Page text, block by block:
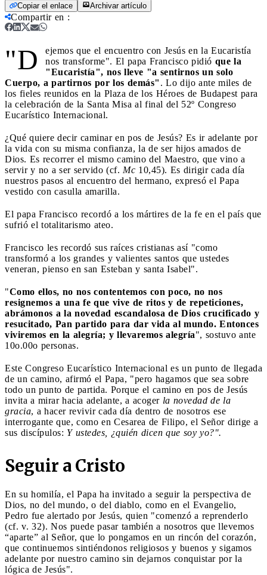
Copiar el enlace Archivar artículo
Compartir en :
"D
ejemos que el encuentro con Jesús en la Eucaristía
nos transforme". El papa Francisco pidió que la
"Eucaristía", nos lleve "a sentirnos un solo
Cuerpo, a partirnos por los demás" . Lo dijo ante miles de
los fieles reunidos en la Plaza de los Héroes de Budapest para
la celebración de la Santa Misa al final del 52º Congreso
Eucarístico Internacional.
¿Qué quiere decir caminar en pos de Jesús? Es ir adelante por
la vida con su misma confianza, la de ser hijos amados de
Dios. Es recorrer el mismo camino del Maestro, que vino a
servir y no a ser servido (cf. Mc 10,45). Es dirigir cada día
nuestros pasos al encuentro del hermano, expresó el Papa
vestido con casulla amarilla.
El papa Francisco recordó a los mártires de la fe en el país que
sufrió el totalitarismo ateo.
Francisco les recordó sus raíces cristianas así "como
transformó a los grandes y valientes santos que ustedes
veneran, pienso en san Esteban y santa Isabel".
"Como ellos, no nos contentemos con poco, no nos
resignemos a una fe que vive de ritos y de repeticiones,
abrámonos a la novedad escandalosa de Dios crucificado y
resucitado, Pan partido para dar vida al mundo. Entonces
viviremos en la alegría; y llevaremos alegría", sostuvo ante
10o.00o personas.
Este Congreso Eucarístico Internacional es un punto de llegada
de un camino, afirmó el Papa, "pero hagamos que sea sobre
todo un punto de partida. Porque el camino en pos de Jesús
invita a mirar hacia adelante, a acoger la novedad de la
gracia, a hacer revivir cada día dentro de nosotros ese
interrogante que, como en Cesarea de Filipo, el Señor dirige a
sus discípulos: Y ustedes, ¿quién dicen que soy yo?".
Seguir a Cristo
En su homilía, el Papa ha invitado a seguir la perspectiva de
Dios, no del mundo, o del diablo, como en el Evangelio,
Pedro fue alertado por Jesús, quien "comenzó a reprenderlo
(cf. v. 32). Nos puede pasar también a nosotros que llevemos
“aparte” al Señor, que lo pongamos en un rincón del corazón,
que continuemos sintiéndonos religiosos y buenos y sigamos
adelante por nuestro camino sin dejarnos conquistar por la
lógica de Jesús".